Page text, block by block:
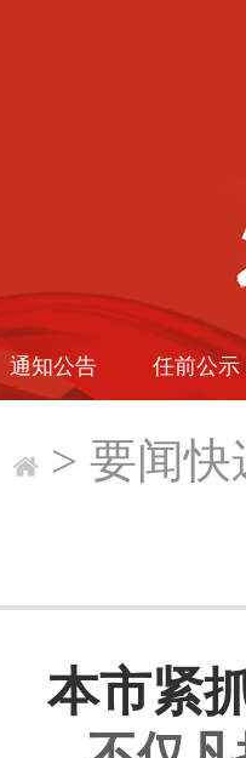
通知公告 任前公示
> 要闻快
本市紧